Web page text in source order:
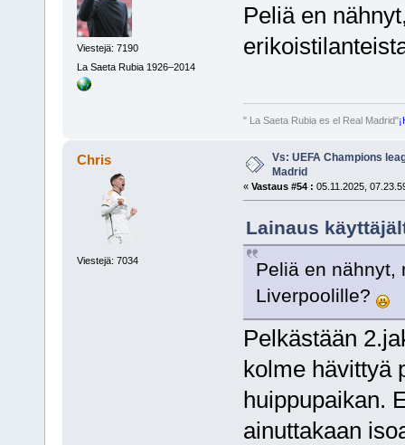
Viestejä: 7190
La Saeta Rubia 1926–2014
Peliä en
" La Saeta Rubia es el Real Madrid"
Chris
Viestejä: 7034
Vs: UEFA Champions
Madrid
« Vastaus #54 : 05.11.2025,
Lainaus
Peliä en nähnyt,
Liverpoolille?
Pelkästään
kolme hävittyä
huippupaikan.
ainuttakaan